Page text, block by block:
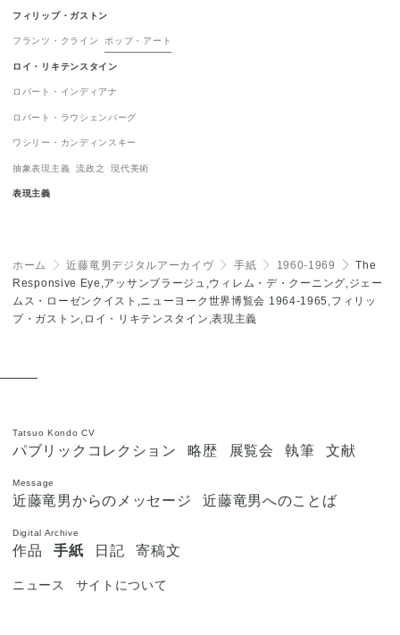
フィリップ・ガストン
フランツ・クライン ポップ・アート
ロイ・リキテンスタイン
ロバート・インディアナ
ロバート・ラウシェンバーグ
ワシリー・カンディンスキー
抽象表現主義 流政之 現代美術
表現主義
ホーム ＞ 近藤竜男デジタルアーカイヴ ＞ 手紙 ＞ 1960-1969 ＞
The
Responsive Eye,アッサンブラージュ,ウィレム・デ・クーニング,ジェー
ムス・ローゼンクイスト,ニューヨーク世界博覧会 1964-1965,フィリッ
プ・ガストン,ロイ・リキテンスタイン,表現主義
Tatsuo Kondo CV
パブリックコレクション 略歴 展覧会 執筆 文献
Message
近藤竜男からのメッセージ 近藤竜男へのことば
Digital Archive
作品 手紙 日記 寄稿文
ニュース サイトについて